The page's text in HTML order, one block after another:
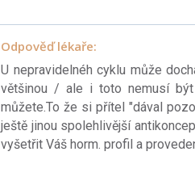
Odpověď lékaře:
U nepravidelnéh cyklu může
většinou / ale i toto nemusí být
můžete.To že si přítel "dával
ještě jinou spolehlivější
vyšetřit Váš horm. profil a